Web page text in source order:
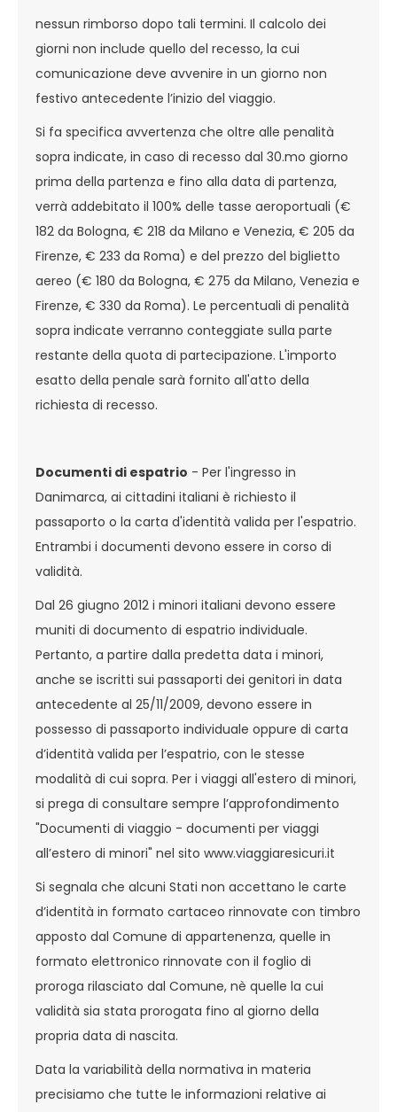
nessun rimborso dopo tali termini. Il calcolo dei
giorni non include quello del recesso, la cui
comunicazione deve avvenire in un giorno non
festivo antecedente l’inizio del viaggio.
Si fa specifica avvertenza che oltre alle penalità
sopra indicate, in caso di recesso dal 30.mo giorno
prima della partenza e fino alla data di partenza,
verrà addebitato il 100% delle tasse aeroportuali (€
182 da Bologna, € 218 da Milano e Venezia, € 205 da
Firenze, € 233 da Roma) e del prezzo del biglietto
aereo (€ 180 da Bologna, € 275 da Milano, Venezia e
Firenze, € 330 da Roma). Le percentuali di penalità
sopra indicate verranno conteggiate sulla parte
restante della quota di partecipazione. L'importo
esatto della penale sarà fornito all'atto della
richiesta di recesso.
Documenti di espatrio - Per l'ingresso in
Danimarca, ai cittadini italiani è richiesto il
passaporto o la carta d'identità valida per l'espatrio.
Entrambi i documenti devono essere in corso di
validità.
Dal 26 giugno 2012 i minori italiani devono essere
muniti di documento di espatrio individuale.
Pertanto, a partire dalla predetta data i minori,
anche se iscritti sui passaporti dei genitori in data
antecedente al 25/11/2009, devono essere in
possesso di passaporto individuale oppure di carta
d’identità valida per l’espatrio, con le stesse
modalità di cui sopra. Per i viaggi all'estero di minori,
si prega di consultare sempre l’approfondimento
"Documenti di viaggio - documenti per viaggi
all’estero di minori" nel sito www.viaggiaresicuri.it
Si segnala che alcuni Stati non accettano le carte
d’identità in formato cartaceo rinnovate con timbro
apposto dal Comune di appartenenza, quelle in
formato elettronico rinnovate con il foglio di
proroga rilasciato dal Comune, nè quelle la cui
validità sia stata prorogata fino al giorno della
propria data di nascita.
Data la variabilità della normativa in materia
precisiamo che tutte le informazioni relative ai